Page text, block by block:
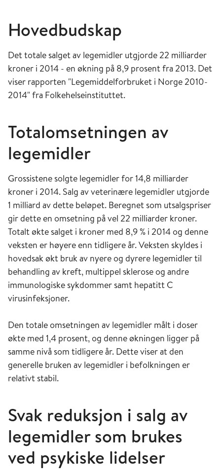
Hovedbudskap
Det totale salget av legemidler utgjorde 22 milliarder
kroner i 2014 - en økning på 8,9 prosent fra 2013. Det
viser rapporten "Legemiddelforbruket i Norge 2010-
2014" fra Folkehelseinstituttet.
Totalomsetningen av
legemidler
Grossistene solgte legemidler for 14,8 milliarder
kroner i 2014. Salg av veterinære legemidler utgjorde
1 milliard av dette beløpet. Beregnet som utsalgspriser
gir dette en omsetning på vel 22 milliarder kroner.
Totalt økte salget i kroner med 8,9 % i 2014 og denne
veksten er høyere enn tidligere år. Veksten skyldes i
hovedsak økt bruk av nyere og dyrere legemidler til
behandling av kreft, multippel sklerose og andre
immunologiske sykdommer samt hepatitt C
virusinfeksjoner.
Den totale omsetningen av legemidler målt i doser
økte med 1,4 prosent, og denne økningen ligger på
samme nivå som tidligere år. Dette viser at den
generelle bruken av legemidler i befolkningen er
relativt stabil.
Svak reduksjon i salg av
legemidler som brukes
ved psykiske lidelser